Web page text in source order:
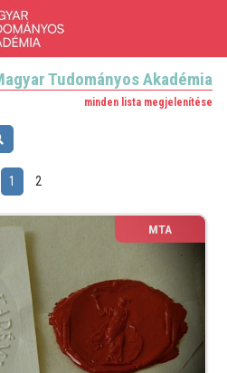
Tartalom kihagyása
Tudományos Akadémia
minden lista megjelenítése
1 2
MTA